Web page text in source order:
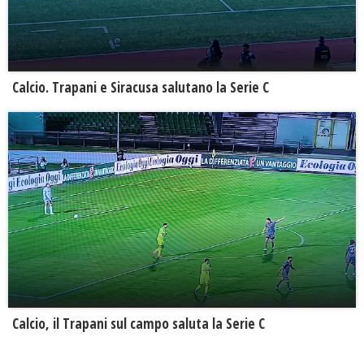
Calcio. Trapani e Siracusa salutano la Serie C
Calcio, il Trapani sul campo saluta la Serie C